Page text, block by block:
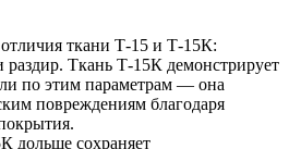
ткани Т-15 и Т-15К:
Ткань Т‑15К демонстрирует
по этим параметрам — она
повреждениям благодаря
дольше сохраняет